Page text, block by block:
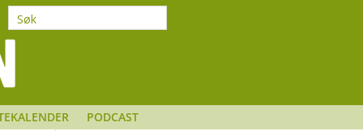
PODCAST